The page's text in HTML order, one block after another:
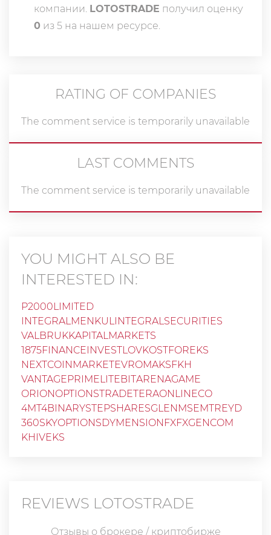
компании. LOTOSTRADE получил оценку
0 из 5 на нашем ресурсе.
RATING OF COMPANIES
The comment service is temporarily unavailable
LAST COMMENTS
The comment service is temporarily unavailable
YOU MIGHT ALSO BE
INTERESTED IN:
P2000LIMITED
INTEGRALMENKULINTEGRALSECURITIES
VALBRUKKAPITALMARKETS
1875FINANCEINVESTLOVKOSTFOREKS
NEXTCOINMARKETEVROMAKSFKH
VANTAGEPRIMELITEBITARENAGAME
ORIONOPTIONSTRADETERAONLINECO
4MT4BINARYSTEPSHARESGLENMSEMTREYD
360SKYOPTIONSDYMENSIONFXFXGENCOM
KHIVEKS
REVIEWS LOTOSTRADE
Отзывы о брокере / криптобирже